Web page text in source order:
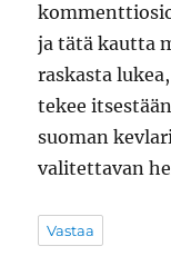
ja tätä kautta
raskasta
tekee
suoman
valitettavan
Vastaa